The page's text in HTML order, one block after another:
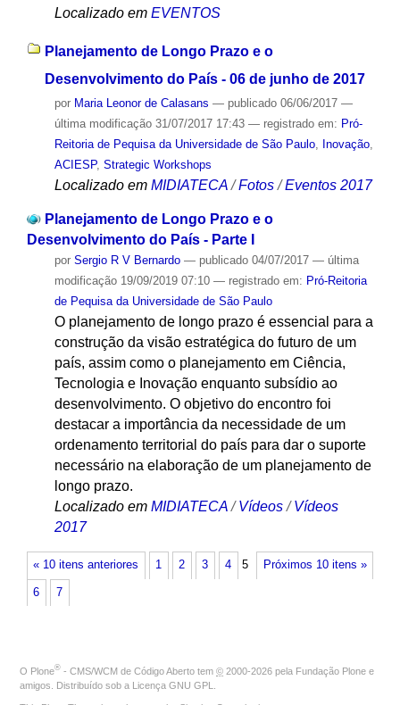
Localizado em EVENTOS
Planejamento de Longo Prazo e o
Desenvolvimento do País - 06 de junho de 2017
por Maria Leonor de Calasans — publicado06/06/2017 —
última modificação31/07/2017 17:43 — registrado em: Pró-
Reitoria de Pequisa da Universidade de São Paulo, Inovação,
ACIESP, Strategic Workshops
Localizado em MIDIATECA /Fotos /Eventos 2017
Planejamento de Longo Prazo e o
Desenvolvimento do País - Parte I
por Sergio R V Bernardo — publicado04/07/2017 — última
modificação19/09/2019 07:10 — registrado em: Pró-Reitoria
de Pequisa da Universidade de São Paulo
O planejamento de longo prazo é essencial para a
construção da visão estratégica do futuro de um
país, assim como o planejamento em Ciência,
Tecnologia e Inovação enquanto subsídio ao
desenvolvimento. O objetivo do encontro foi
destacar a importância da necessidade de um
ordenamento territorial do país para dar o suporte
necessário na elaboração de um planejamento de
longo prazo.
Localizado em MIDIATECA /Vídeos /Vídeos
2017
« 10 itens anteriores Próximos 10 itens »
1 2 3 4 5
6 7
O Plone® - CMS/WCM de Código Aberto tem © 2000-2026 pela Fundação Plone e
amigos. Distribuído sob a Licença GNU GPL